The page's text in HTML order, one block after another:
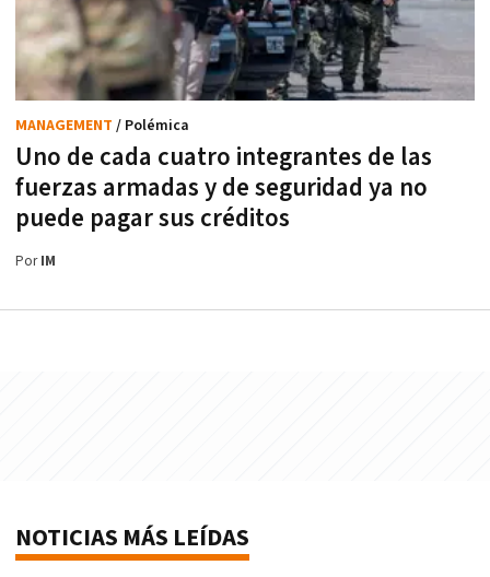
Uno de cada cuatro integrantes de las
fuerzas armadas y de seguridad ya no
puede pagar sus créditos
MANAGEMENT / Polémica
PorIM
NOTICIAS MÁS LEÍDAS